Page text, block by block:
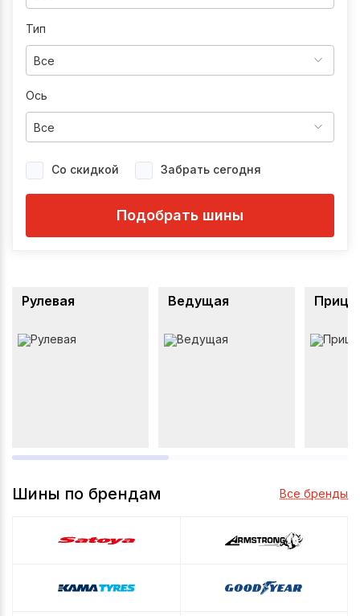
Тип
Все
Ось
Все
Со скидкой Забрать сегодня
Подобрать шины
Рулевая Ведущая
Шины по брендам Все бренды